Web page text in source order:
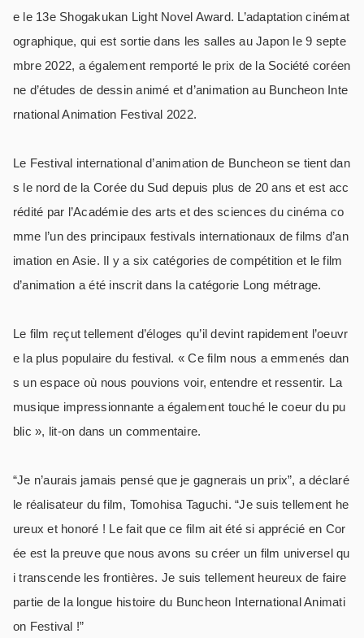
e le 13e Shogakukan Light Novel Award. L’adaptation cinémat
ographique, qui est sortie dans les salles au Japon le 9 septe
mbre 2022, a également remporté le prix de la Société coréen
ne d’études de dessin animé et d’animation au Buncheon Inte
rnational Animation Festival 2022.
Le Festival international d’animation de Buncheon se tient dan
s le nord de la Corée du Sud depuis plus de 20 ans et est acc
rédité par l’Académie des arts et des sciences du cinéma co
mme l’un des principaux festivals internationaux de films d’an
imation en Asie. Il y a six catégories de compétition et le film
d’animation a été inscrit dans la catégorie Long métrage.
Le film reçut tellement d’éloges qu’il devint rapidement l’oeuvr
e la plus populaire du festival. « Ce film nous a emmenés dan
s un espace où nous pouvions voir, entendre et ressentir. La
musique impressionnante a également touché le coeur du pu
blic », lit-on dans un commentaire.
“Je n’aurais jamais pensé que je gagnerais un prix”, a déclaré
le réalisateur du film, Tomohisa Taguchi. “Je suis tellement he
ureux et honoré ! Le fait que ce film ait été si apprécié en Cor
ée est la preuve que nous avons su créer un film universel qu
i transcende les frontières. Je suis tellement heureux de faire
partie de la longue histoire du Buncheon International Animati
on Festival !”